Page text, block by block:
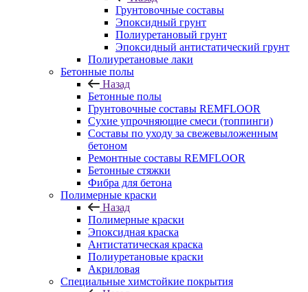
Грунтовочные составы
Эпоксидный грунт
Полиуретановый грунт
Эпоксидный антистатический грунт
Полиуретановые лаки
Бетонные полы
Назад
Бетонные полы
Грунтовочные составы REMFLOOR
Сухие упрочняющие смеси (топпинги)
Составы по уходу за свежевыложенным
бетоном
Ремонтные составы REMFLOOR
Бетонные стяжки
Фибра для бетона
Полимерные краски
Назад
Полимерные краски
Эпоксидная краска
Антистатическая краска
Полиуретановые краски
Акриловая
Специальные химстойкие покрытия